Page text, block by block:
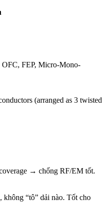
FEP, Micro-Mono-
(arranged as 3 twisted
→ chống RF/EM tốt.
không “tô” dải nào. Tốt cho